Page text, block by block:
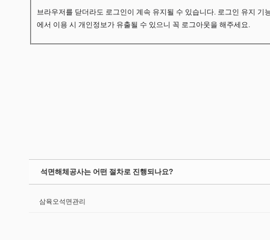
브라우저를 닫더라도 로그인이 계속 유지될 수 있습니다. 로그인 유지
에서 이용 시 개인정보가 유출될 수 있으니 꼭 로그아웃을 해주세요.
석면해체공사는 어떤 절차로 진행되나요?
삼육오석면관리